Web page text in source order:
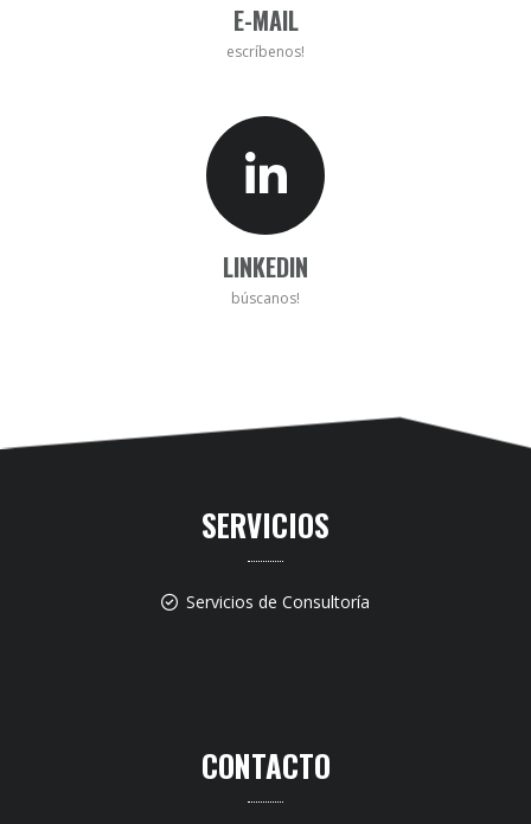
E-MAIL
escríbenos!
LINKEDIN
búscanos!
SERVICIOS
Servicios de Consultoría
CONTACTO